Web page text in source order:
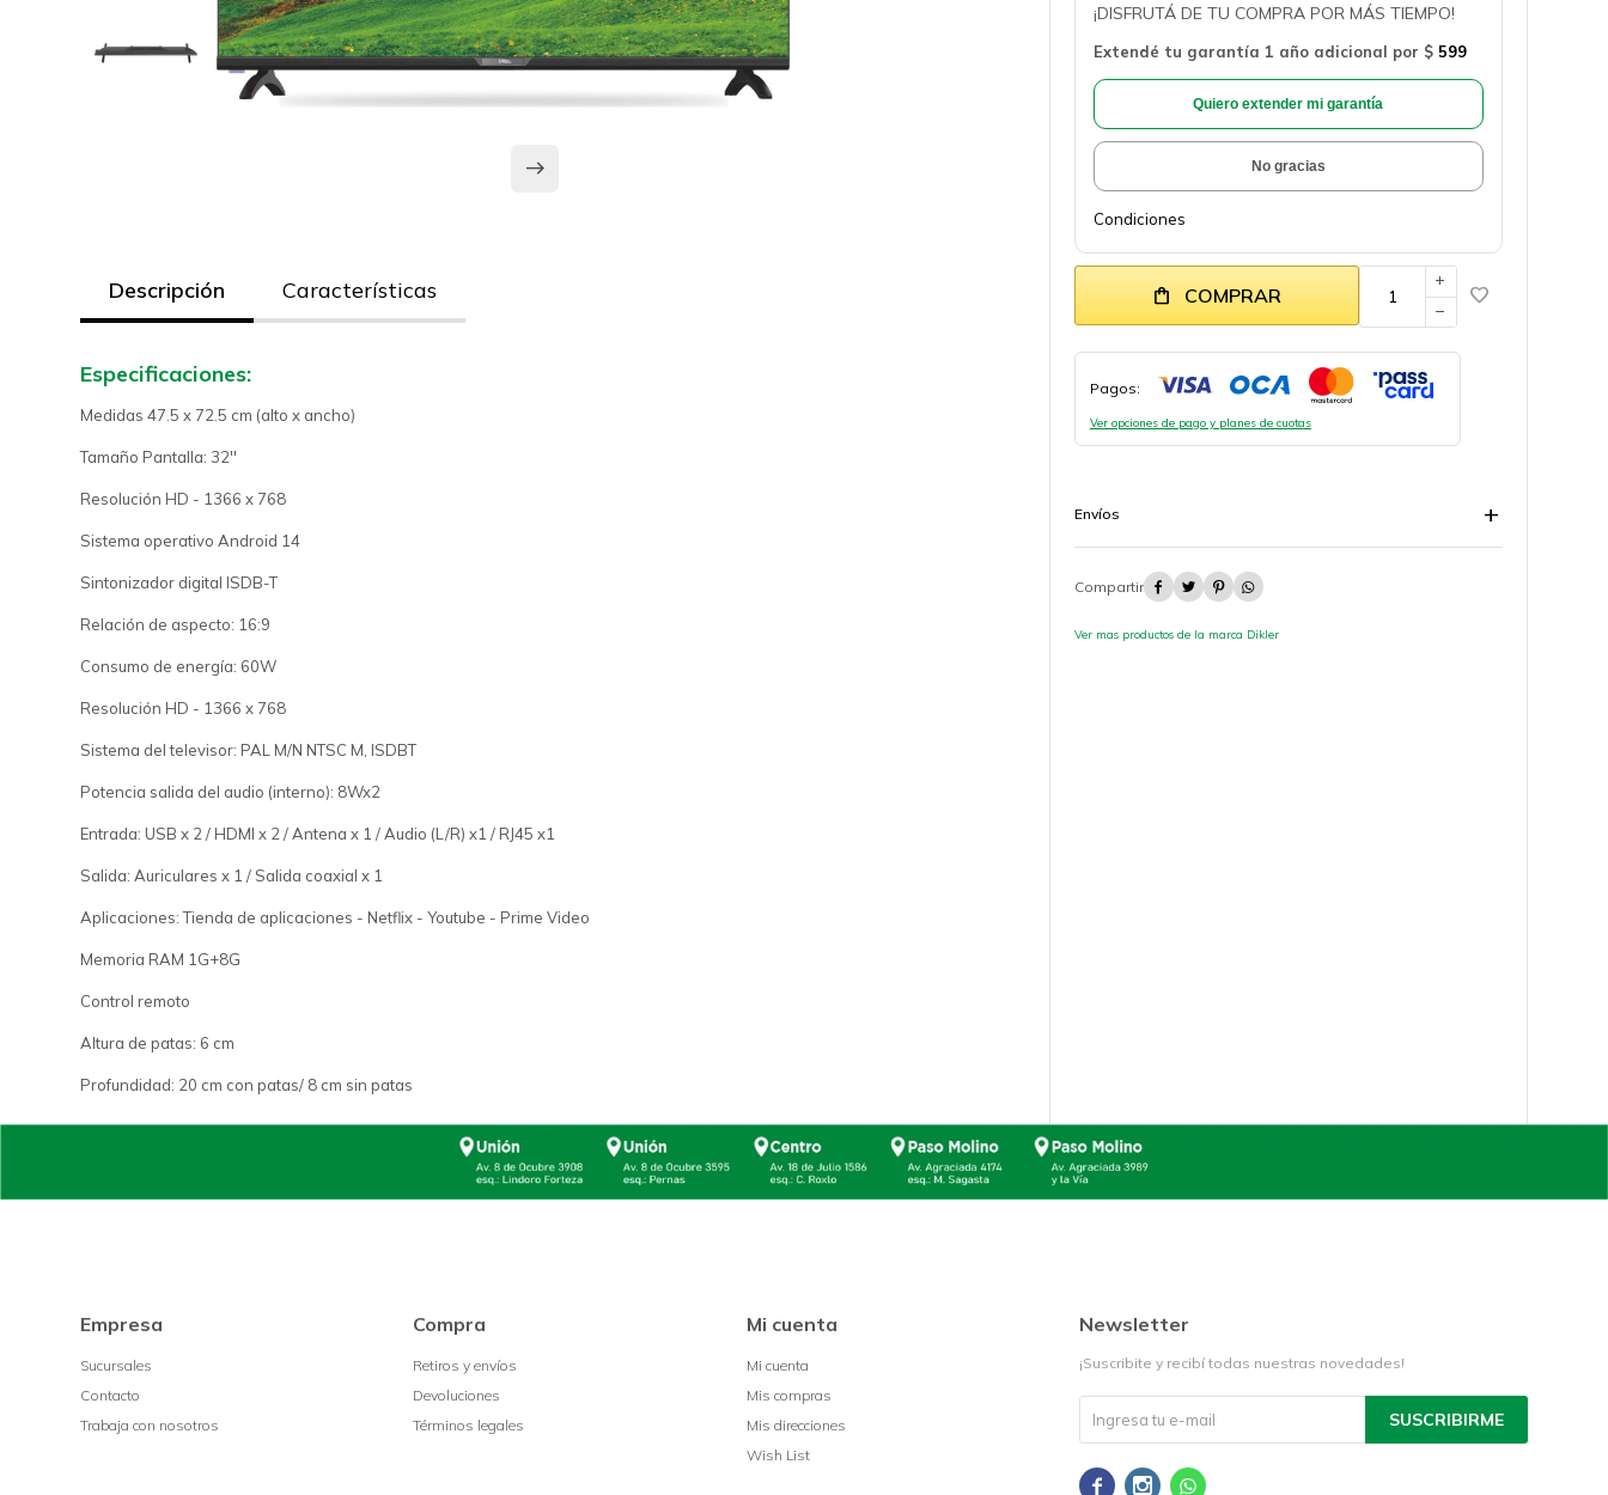
¡DISFRUTÁ DE TU COMPRA POR MÁS TIEMPO!
Extendé tu garantía 1 año adicional por $ 599
Quiero extender mi garantía
No gracias
Condiciones
COMPRAR
add
remove
Pagos:
Ver opciones de pago y planes de cuotas
Envíos
   
Ver mas productos de la marca Dikler
Descripción Características
Especificaciones:
Medidas 47.5 x 72.5 cm (alto x ancho)
Tamaño Pantalla: 32''
Resolución HD - 1366 x 768
Sistema operativo Android 14
Sintonizador digital ISDB-T
Relación de aspecto: 16:9
Consumo de energía: 60W
Resolución HD - 1366 x 768
Sistema del televisor: PAL M/N NTSC M, ISDBT
Potencia salida del audio (interno): 8Wx2
Entrada: USB x 2 / HDMI x 2 / Antena x 1 / Audio (L/R) x1 / RJ45 x1
Salida: Auriculares x 1 / Salida coaxial x 1
Aplicaciones: Tienda de aplicaciones - Netflix - Youtube - Prime Video
Memoria RAM 1G+8G
Control remoto
Altura de patas: 6 cm
Profundidad: 20 cm con patas/ 8 cm sin patas
Empresa
Sucursales
Contacto
Trabaja con nosotros
Compra
Retiros y envíos
Devoluciones
Términos legales
Mi cuenta
Mi cuenta
Mis compras
Mis direcciones
Wish List
Newsletter
¡Suscribite y recibí todas nuestras novedades!
SUSCRIBIRME
  